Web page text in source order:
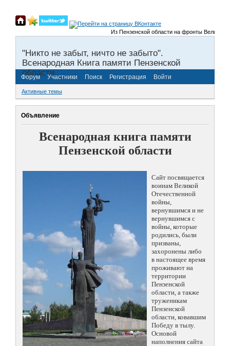
Из Пензенской области на фронты Великой
"Никто не забыт, ничто не забыто".
Всенародная Книга памяти Пензенской
области.
Форум Участники Поиск Регистрация Войти
Активные темы
Объявление
Всенародная книга памяти
Пензенской области
Сайт посвящается
воинам Великой
Отечественной
войны,
вернувшимся и не
вернувшимся с
войны, которые
родились, были
призваны,
захоронены либо
в настоящее время
проживают на
территории
Пензенской
области, а также
труженикам
Пензенской
области, ковавшим
Победу в тылу.
Основой
наполнения сайта